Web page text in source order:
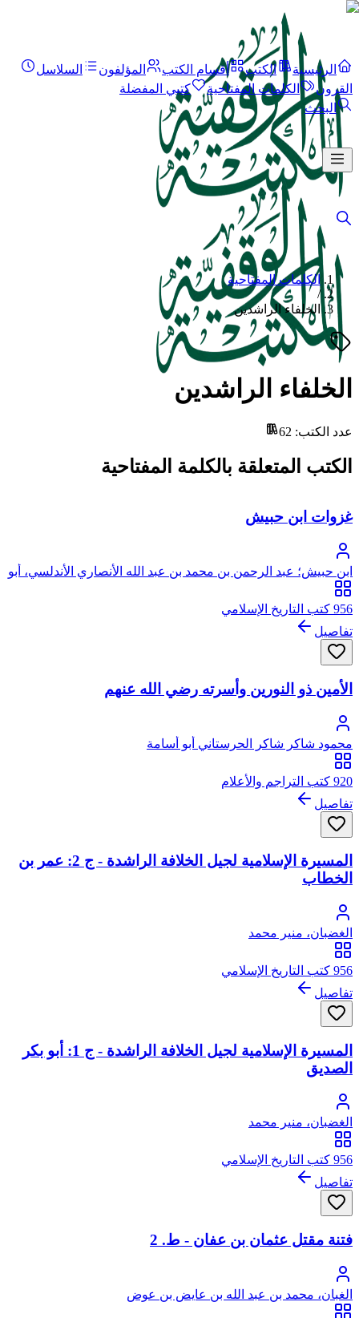
الرئيسية الكتب أقسام الكتب المؤلفون
السلاسل
القرون
الكلمات المفتاحية
كتبي المفضلة
البحث
الكلمات المفتاحية
/
الخلفاء الراشدين
الخلفاء الراشدين
عدد الكتب:
62
الكتب المتعلقة بالكلمة المفتاحية
غزوات ابن حبيش
ابن حبيش؛ عبد الرحمن بن محمد بن عبد الله الأنصاري الأندلسي، أبو
القاسم ابن حبيش
956 كتب التاريخ الإسلامي
تفاصيل
الأمين ذو النورين وأسرته رضي الله عنهم
محمود شاكر شاكر الحرستاني أبو أسامة
920 كتب التراجم والأعلام
تفاصيل
المسيرة الإسلامية لجيل الخلافة الراشدة - ج 2: عمر بن
الخطاب
الغضبان، منير محمد
956 كتب التاريخ الإسلامي
تفاصيل
المسيرة الإسلامية لجيل الخلافة الراشدة - ج 1: أبو بكر
الصديق
الغضبان، منير محمد
956 كتب التاريخ الإسلامي
تفاصيل
فتنة مقتل عثمان بن عفان - ط. 2
الغبان، محمد بن عبد الله بن عايض بن عوض